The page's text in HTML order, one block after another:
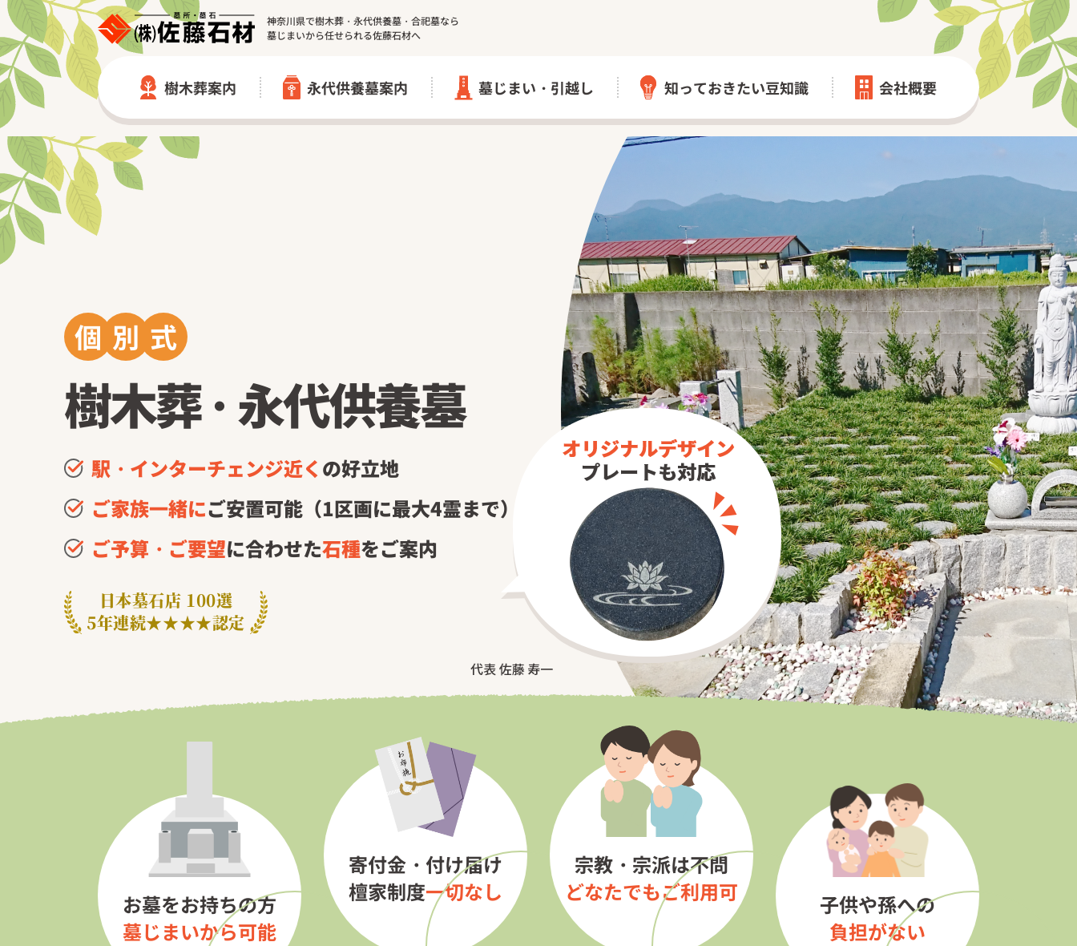
神奈川県で樹木葬・永代供養墓・合祀墓なら
墓じまいから任せられる佐藤石材へ
樹木葬案内
佐藤石材の樹木葬の特徴
伊勢原市 愛甲石田 樹木葬 第一期/第二期｜圓光院
相模原市 個別式樹木葬墓地｜西善寺
樹木葬 施工実績
永代供養墓案内
佐藤石材の永代供養墓の特徴
【完売しました】海老名市永代供養墓｜増全寺
永代供養墓 施工実績
墓じまい・引越し 知っておきたい豆知識 会社概要
会社概要
寺院の皆さまへ
寺院様導入実績
個 別 式
樹木葬・永代供養墓
駅・インターチェンジ近く の好立地
ご家族一緒にご安置可能（1区画に最大4霊まで）
ご予算・ご要望に合わせた石種をご案内
日本墓石店 100選
5年連続★★★★認定
お墓をお持ちの方
墓じまいから可能
寄付金・付け届け
檀家制度一切なし
宗教・宗派は不問
どなたでもご利用可
子供や孫への
負担がない